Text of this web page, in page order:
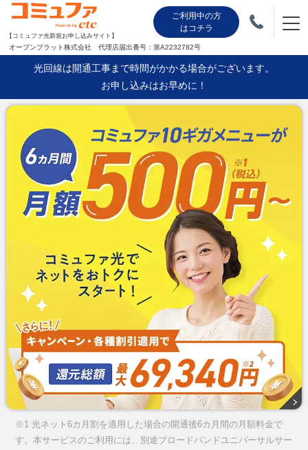
【コミュファ光新規お申し込みサイト】
ご利用中の方
はコチラ
オープンプラット株式会社 代理店届出番号：第A2232782号
光回線は開通工事まで時間がかかる場合がございます。
お申し込みはお早めに！
※1 光ネット6カ月割を適用した場合の開通後6カ月間の月額料金で
す。本サービスのご利用には、別途ブロードバンドユニバーサルサー